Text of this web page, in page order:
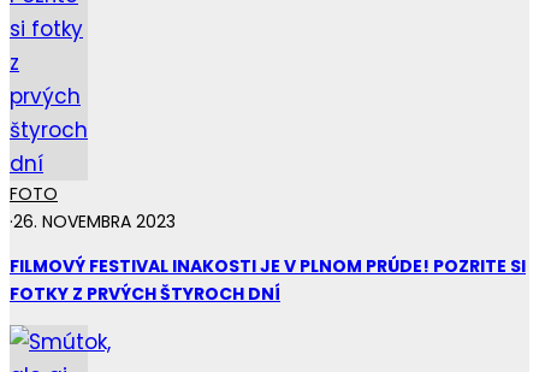
FOTO
·26. NOVEMBRA 2023
FILMOVÝ FESTIVAL INAKOSTI JE V PLNOM PRÚDE! POZRITE SI
FOTKY Z PRVÝCH ŠTYROCH DNÍ